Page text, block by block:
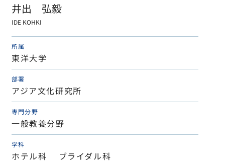
井出 弘毅
IDE KOHKI
所属
東洋大学
部署
アジア文化研究所
専門分野
一般教養分野
学科
ホテル科 ブライダル科